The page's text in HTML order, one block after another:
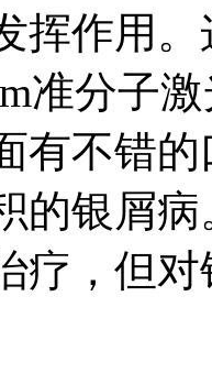
挥作用
准分子
有不错
的银屑
疗，但